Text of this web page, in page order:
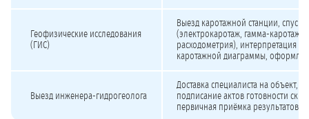
Геофизические исследования
(ГИС)
Выезд каротажной станции, спуск
(электрокаротаж, гамма-каротаж,
расходометрия), интерпретация
каротажной диаграммы,
Выезд инженера-гидрогеолога
Доставка специалиста на объект,
подписание актов готовности
первичная приёмка результатов